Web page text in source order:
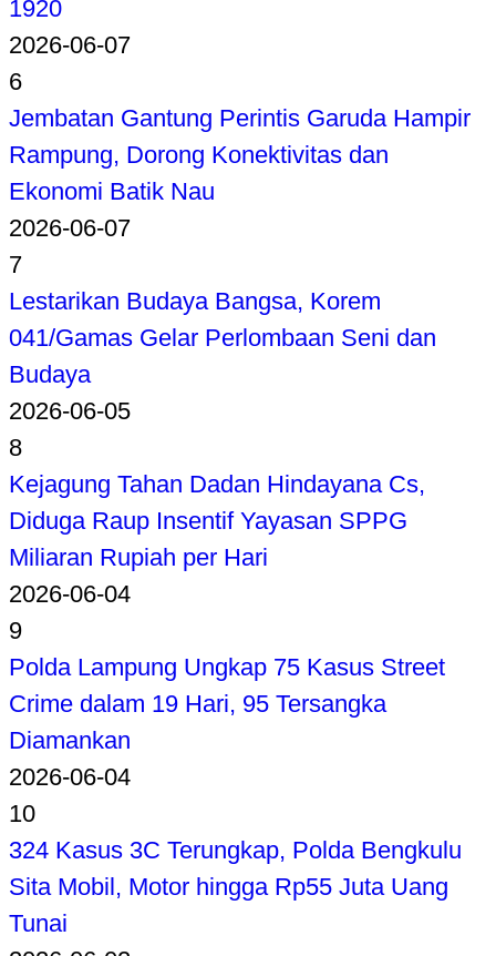
1920
2026-06-07
6
Jembatan Gantung Perintis Garuda Hampir
Rampung, Dorong Konektivitas dan
Ekonomi Batik Nau
2026-06-07
7
Lestarikan Budaya Bangsa, Korem
041/Gamas Gelar Perlombaan Seni dan
Budaya
2026-06-05
8
Kejagung Tahan Dadan Hindayana Cs,
Diduga Raup Insentif Yayasan SPPG
Miliaran Rupiah per Hari
2026-06-04
9
Polda Lampung Ungkap 75 Kasus Street
Crime dalam 19 Hari, 95 Tersangka
Diamankan
2026-06-04
10
324 Kasus 3C Terungkap, Polda Bengkulu
Sita Mobil, Motor hingga Rp55 Juta Uang
Tunai